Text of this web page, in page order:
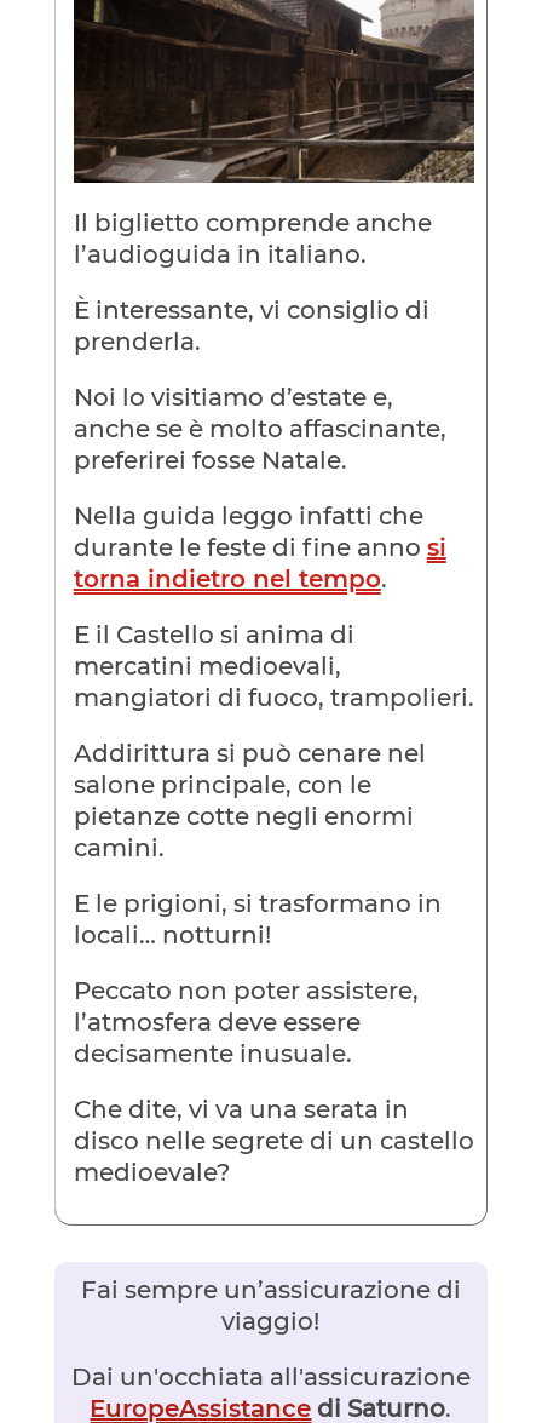
Il biglietto comprende anche
l’audioguida in italiano.
È interessante, vi consiglio di
prenderla.
Noi lo visitiamo d’estate e,
anche se è molto affascinante,
preferirei fosse Natale.
Nella guida leggo infatti che
durante le feste di fine anno si
torna indietro nel tempo.
E il Castello si anima di
mercatini medioevali,
mangiatori di fuoco, trampolieri.
Addirittura si può cenare nel
salone principale, con le
pietanze cotte negli enormi
camini.
E le prigioni, si trasformano in
locali… notturni!
Peccato non poter assistere,
l’atmosfera deve essere
decisamente inusuale.
Che dite, vi va una serata in
disco nelle segrete di un castello
medioevale?
Fai sempre un’assicurazione di
viaggio!
Dai un'occhiata all'assicurazione
EuropeAssistance di Saturno.